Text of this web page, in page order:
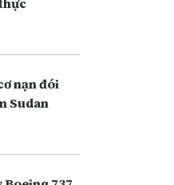
nạn đói
Sudan